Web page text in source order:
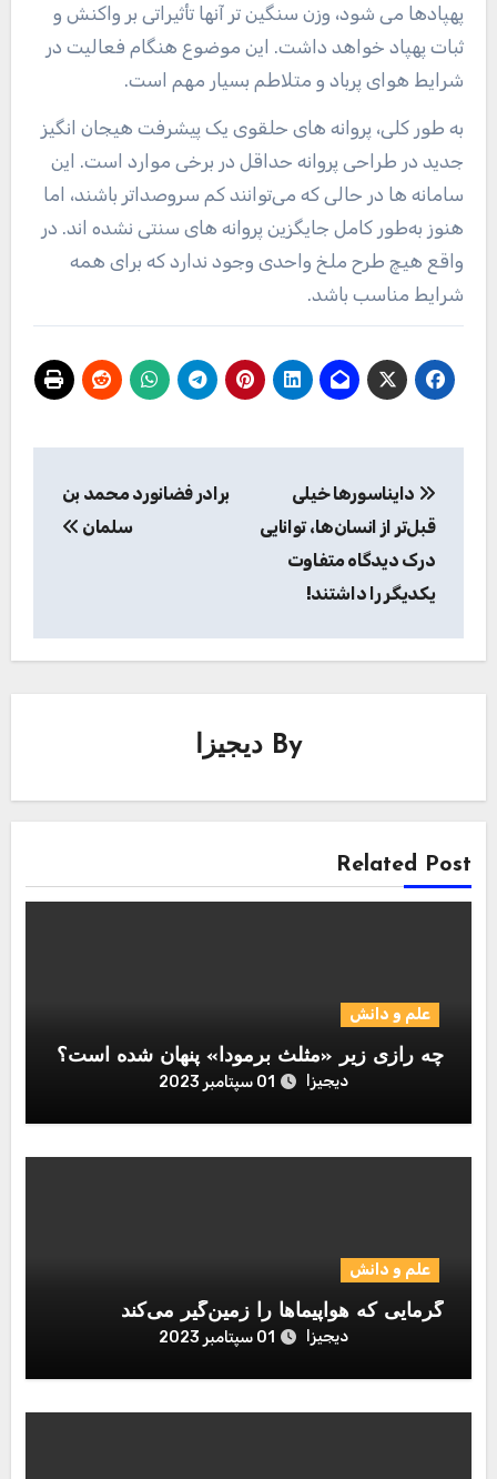
پهپادها می شود، وزن سنگین تر آنها تأثیراتی بر واکنش و
ثبات پهپاد خواهد داشت. این موضوع هنگام فعالیت در
شرایط هوای پرباد و متلاطم بسیار مهم است.
به طور کلی، پروانه های حلقوی یک پیشرفت هیجان انگیز
جدید در طراحی پروانه حداقل در برخی موارد است. این
سامانه ها در حالی که می‌توانند کم سروصداتر باشند، اما
هنوز به‌طور کامل جایگزین پروانه های سنتی نشده اند. در
واقع هیچ طرح ملخ واحدی وجود ندارد که برای همه
شرایط مناسب باشد.
نوشته
دایناسورها خیلی
قبل‌تر از انسان‌ها، توانایی
درک دیدگاه متفاوت
یکدیگر را داشتند!
برادر فضانورد محمد بن
سلمان
By دیجیزا
Related Post
علم و دانش
چه رازی زیر «مثلث برمودا» پنهان شده است؟
دیجیزا 01 سپتامبر 2023
علم و دانش
گرمایی که هواپیماها را زمین‌گیر می‌کند
دیجیزا 01 سپتامبر 2023